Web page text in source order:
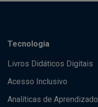
Tecnologia
Livros Didáticos Digitais
Acesso Inclusivo
Analíticas de Aprendizado